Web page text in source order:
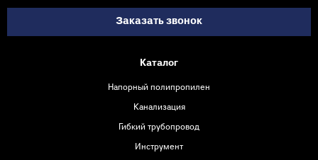
Заказать звонок
Каталог
Напорный полипропилен
Канализация
Гибкий трубопровод
Инструмент